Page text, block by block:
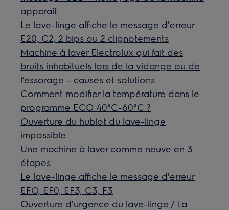
apparaît
Le lave-linge affiche le message d'erreur
E20, C2, 2 bips ou 2 clignotements
Machine à laver Electrolux qui fait des
bruits inhabituels lors de la vidange ou de
l’essorage – causes et solutions
Comment modifier la température dans le
programme ECO 40°C-60°C ?
Ouverture du hublot du lave-linge
impossible
Une machine à laver comme neuve en 3
étapes
Le lave-linge affiche le message d'erreur
EFO, EF0, EF3, C3, F3
Ouverture d'urgence du lave-linge / La